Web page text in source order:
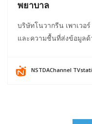
พยาบาล
บริษัทโนวากรีน เพาเว
และความชื้นที่ส่งข้อมูลด้
NSTDAChannel